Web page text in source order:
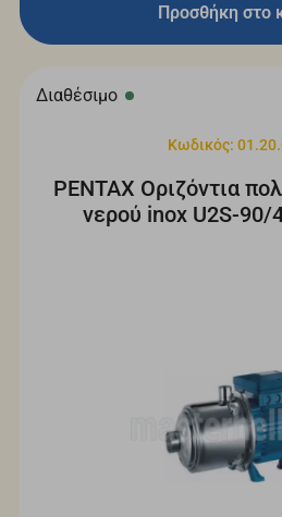
Προσθήκη στο
Διαθέσιμο
Κωδικός:
PENTAX Οριζόντια
νερού inox U2S-90/